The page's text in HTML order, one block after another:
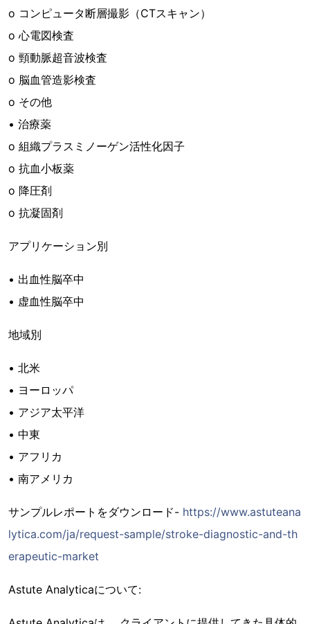
o コンピュータ断層撮影（CTスキャン）
o 心電図検査
o 頸動脈超音波検査
o 脳血管造影検査
o その他
• 治療薬
o 組織プラスミノーゲン活性化因子
o 抗血小板薬
o 降圧剤
o 抗凝固剤
アプリケーション別
• 出血性脳卒中
• 虚血性脳卒中
地域別
• 北米
• ヨーロッパ
• アジア太平洋
• 中東
• アフリカ
• 南アメリカ
サンプルレポートをダウンロード- https://www.astuteana
lytica.com/ja/request-sample/stroke-diagnostic-and-th
erapeutic-market
Astute Analyticaについて: